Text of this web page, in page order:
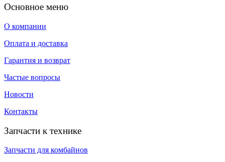
Основное меню
О компании
Оплата и доставка
Гарантия и возврат
Частые вопросы
Новости
Контакты
Запчасти к технике
Запчасти для комбайнов